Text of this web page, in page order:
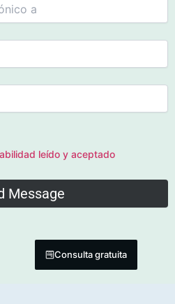
leído y aceptado
Consulta gratuita